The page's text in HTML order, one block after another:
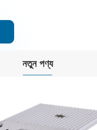
নতুন পণ্য